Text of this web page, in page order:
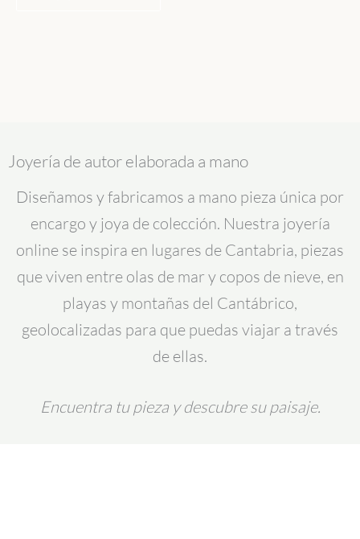
Joyería de autor elaborada a mano
Diseñamos y fabricamos a mano pieza única por
encargo y joya de colección. Nuestra joyería
online se inspira en lugares de Cantabria, piezas
que viven entre olas de mar y copos de nieve, en
playas y montañas del Cantábrico,
geolocalizadas para que puedas viajar a través
de ellas.
Encuentra tu pieza y descubre su paisaje.